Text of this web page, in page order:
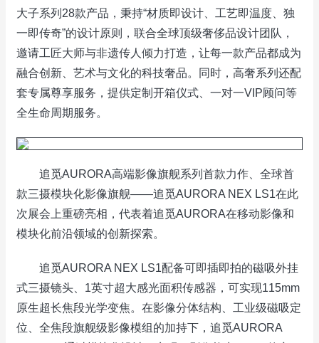
大子系列28款产品，秉持“材质即设计、工艺即温度、独
一即传奇”的设计原则，联合全球顶级奢侈品设计团队，
邀请工匠大师与非遗传人倾力打造，让每一款产品都成为
融合创新、艺术与文化的科技奢品。同时，高奢系列还配
套专属尊享服务，提供定制开箱仪式、一对一VIP顾问等
全生命周期服务。
追觅AURORA高端影像旗舰系列首款力作、全球首
款三摄模块化影像旗舰——追觅AURORA NEX LS1在此
次展会上重磅亮相，代表着追觅AURORA在移动影像和
模块化前沿领域的创新探索。
追觅AURORA NEX LS1配备可即插即拍的磁吸外挂
式三摄镜头、1英寸超大感光面积传感器，可实现115mm
原生超长焦段光学变焦。在影像分体结构、工业级磁吸定
位、全焦段旗舰级影像模组的加持下，追觅AURORA